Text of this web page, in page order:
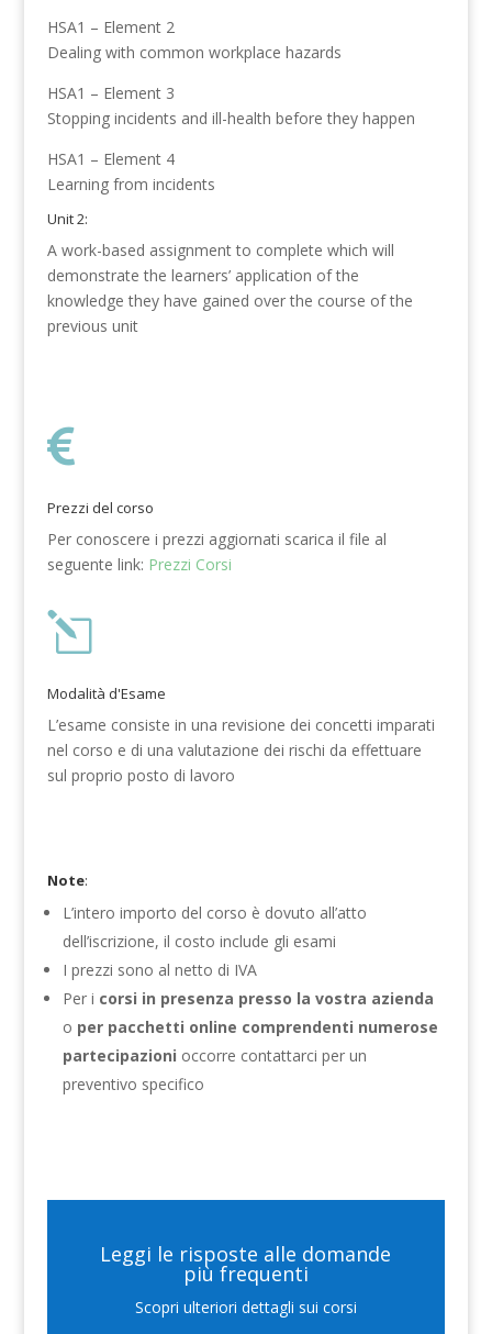
HSA1 – Element 2
Dealing with common workplace hazards
HSA1 – Element 3
Stopping incidents and ill-health before they happen
HSA1 – Element 4
Learning from incidents
Unit 2:
A work-based assignment to complete which will
demonstrate the learners’ application of the
knowledge they have gained over the course of the
previous unit

Prezzi del corso
Per conoscere i prezzi aggiornati scarica il file al
seguente link: Prezzi Corsi
l
Modalità d'Esame
L’esame consiste in una revisione dei concetti imparati
nel corso e di una valutazione dei rischi da effettuare
sul proprio posto di lavoro
Note:
L’intero importo del corso è dovuto all’atto
dell’iscrizione, il costo include gli esami
I prezzi sono al netto di IVA
Per i corsi in presenza presso la vostra azienda
o per pacchetti online comprendenti numerose
partecipazioni occorre contattarci per un
preventivo specifico
Leggi le risposte alle domande
più frequenti
Scopri ulteriori dettagli sui corsi